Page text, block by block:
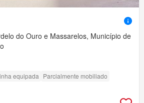
do Ouro e Massarelos, Município de
equipada Parcialmente mobiliado